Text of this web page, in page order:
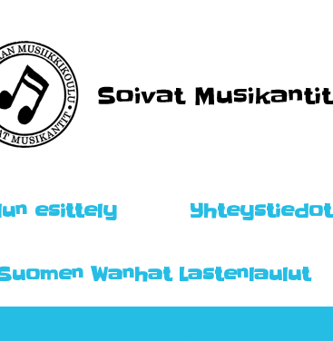
esittely Yhteystiedot
Wanhat Lastenlaulut